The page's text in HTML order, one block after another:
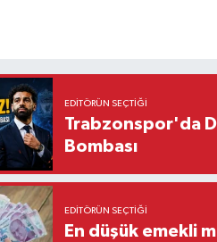
EDITÖRÜN SEÇTIĞI
Trabzonspor'da
Bombası
EDITÖRÜN SEÇTIĞI
En düşük emekli